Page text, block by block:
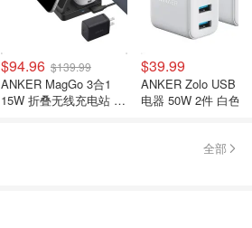
$94.96 $139.99
ANKER MagGo 3合1
15W 折叠无线充电站 黑
$39.99
ANKER Zolo USB C
电器 50W 2件 白色
全部